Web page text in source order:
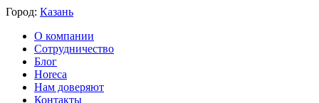
Город: Казань
О компании
Сотрудничество
Блог
Horeca
Нам доверяют
Контакты